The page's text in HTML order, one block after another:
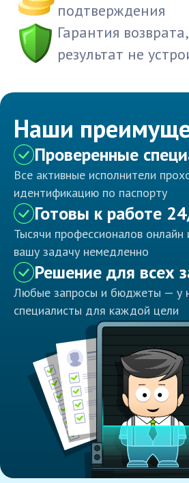
подтверждения
Гарантия
результат не
Наши
Проверенные
Все активные исполнители
идентификацию по паспорту
Готовы к работе
Тысячи профессионалов онлайн
вашу задачу немедленно
Решение для всех
Любые запросы и бюджеты — у
специалисты для каждой цели